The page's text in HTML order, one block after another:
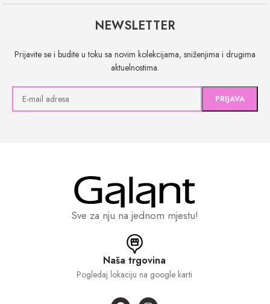
NEWSLETTER
Prijavite se i budite u toku sa novim kolekcijama, sniženjima i drugima
aktuelnostima.
Sve za nju na jednom mjestu!
Naša trgovina
Pogledaj lokaciju na google karti